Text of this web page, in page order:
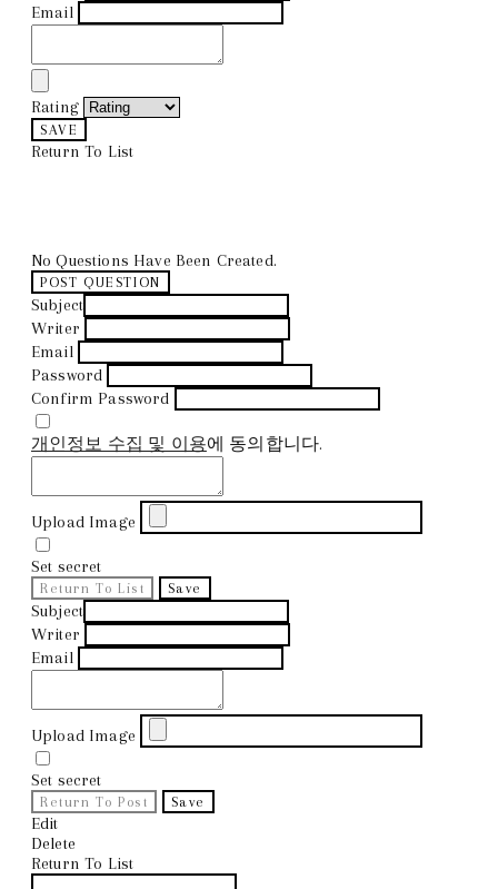
Email
Rating
SAVE
Return To List
No Questions Have Been Created.
POST QUESTION
Subject
Writer
Email
Password
Confirm Password
개인정보 수집 및 이용에 동의합니다.
Upload Image
Set secret
Return To List Save
Subject
Writer
Email
Upload Image
Set secret
Return To Post Save
Edit
Delete
Return To List